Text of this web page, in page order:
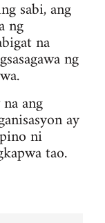
sabi, ang
ng
na
ng
ang
ay
ni
tao.